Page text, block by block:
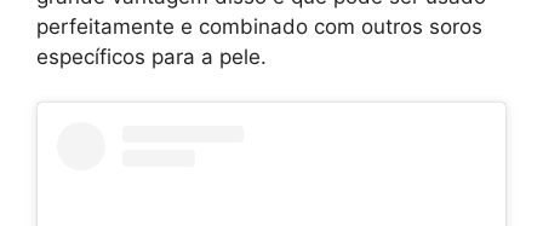
perfeitamente e combinado com outros soros
específicos para a pele.